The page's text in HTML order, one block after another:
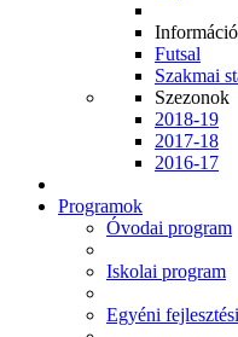
Futsal
Szakmai
Szezonok
2018-19
2017-18
2016-17
Programok
Óvodai program
Iskolai program
Egyéni